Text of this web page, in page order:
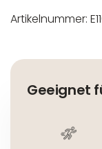
Artikelnummer:
Nicht bügeln
In der EU
Geeignet